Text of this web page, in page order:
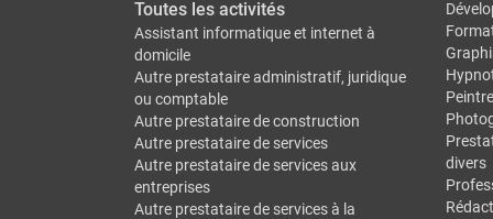
Toutes les activités
Assistant informatique et internet à
domicile
Autre prestataire administratif, juridique
ou comptable
Autre prestataire de construction
Autre prestataire de services
Autre prestataire de services aux
entreprises
Autre prestataire de services à la
divers